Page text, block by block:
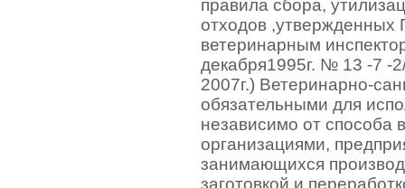
правила сбора,
отходов ,утвержденных
ветеринарным
декабря1995г. № 13 -7 -
2007г.) Ветеринарно-
обязательными для
независимо от способа
организациями,
занимающихся